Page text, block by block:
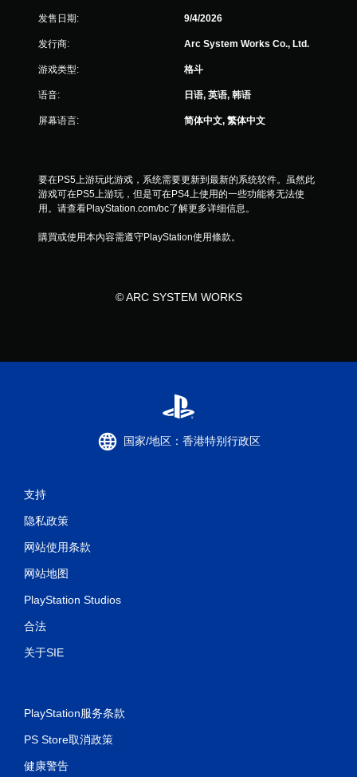
发售日期: 9/4/2026
发行商: Arc System Works Co., Ltd.
游戏类型: 格斗
语音: 日语, 英语, 韩语
屏幕语言: 简体中文, 繁体中文
要在PS5上游玩此游戏，系统需要更新到最新的系统软件。虽然此
游戏可在PS5上游玩，但是可在PS4上使用的一些功能将无法使
用。请查看PlayStation.com/bc了解更多详细信息。
購買或使用本內容需遵守PlayStation使用條款。
© ARC SYSTEM WORKS
国家/地区：香港特别行政区
支持
隐私政策
网站使用条款
网站地图
PlayStation Studios
合法
关于SIE
PlayStation服务条款
PS Store取消政策
健康警告